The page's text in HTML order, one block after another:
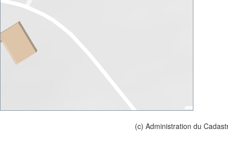
(c) Administration du